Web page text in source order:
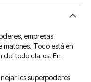
empresas
Todo está en
del todo claros. En
los superpoderes